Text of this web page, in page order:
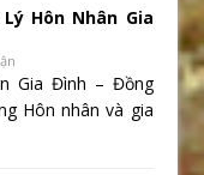
Hôn Nhân Gia
Gia Đình – Đồng
Hôn nhân và gia